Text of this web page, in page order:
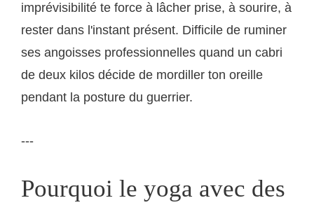
imprévisibilité te force à lâcher prise, à sourire, à
rester dans l'instant présent. Difficile de ruminer
ses angoisses professionnelles quand un cabri
de deux kilos décide de mordiller ton oreille
pendant la posture du guerrier.
---
Pourquoi le yoga avec des